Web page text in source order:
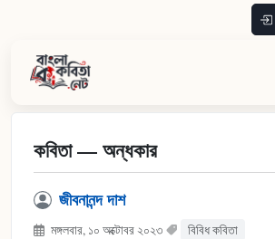
কবিতা — অন্ধকার
জীবনানন্দ দাশ
মঙ্গলবার, ১০ অক্টোবর ২০২৩ বিবিধ কবিতা